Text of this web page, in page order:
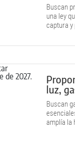
Buscan
una ley
captura y
luz,
Buscan
amplía la